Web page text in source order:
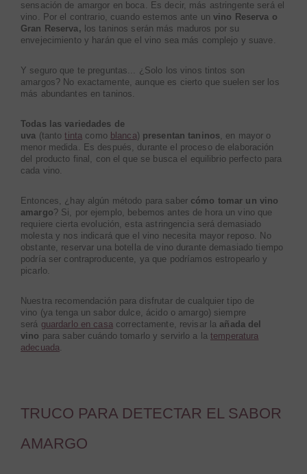
sensación de amargor en boca. Es decir, más astringente será el
vino. Por el contrario, cuando estemos ante un vino Reserva o
Gran Reserva,
los taninos serán más maduros por su
envejecimiento y harán que el vino sea más complejo y suave.
Y seguro que te preguntas... ¿Solo los vinos tintos son
amargos? No exactamente, aunque es cierto que suelen ser los
más abundantes en taninos.
Todas las variedades de
uva (tantotinta como blanca) presentan taninos, en mayor o
menor medida. Es después, durante el proceso de elaboración
del producto final, con el que se busca el equilibrio perfecto para
cada vino.
Entonces, ¿hay algún método para saber cómo tomar un vino
amargo? Si, por ejemplo, bebemos antes de hora un vino que
requiere cierta evolución, esta astringencia será demasiado
molesta y nos indicará que el vino necesita mayor reposo. No
obstante, reservar una botella de vino durante demasiado tiempo
podría ser contraproducente, ya que podríamos estropearlo y
picarlo.
Nuestra recomendación para disfrutar de cualquier tipo de
vino (ya tenga un sabor dulce, ácido o amargo) siempre
será guardarlo en casacorrectamente, revisar la añada del
vino para saber cuándo tomarlo y servirlo a latemperatura
adecuada.
TRUCO PARA DETECTAR EL SABOR
AMARGO